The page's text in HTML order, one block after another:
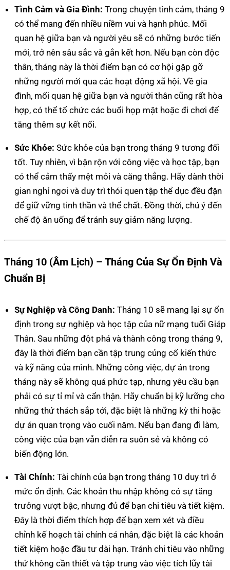
Tình Cảm và Gia Đình: Trong chuyện tình cảm, tháng 9
có thể mang đến nhiều niềm vui và hạnh phúc. Mối
quan hệ giữa bạn và người yêu sẽ có những bước tiến
mới, trở nên sâu sắc và gắn kết hơn. Nếu bạn còn độc
thân, tháng này là thời điểm bạn có cơ hội gặp gỡ
những người mới qua các hoạt động xã hội. Về gia
đình, mối quan hệ giữa bạn và người thân cũng rất hòa
hợp, có thể tổ chức các buổi họp mặt hoặc đi chơi để
tăng thêm sự kết nối.
Sức Khỏe: Sức khỏe của bạn trong tháng 9 tương đối
tốt. Tuy nhiên, vì bận rộn với công việc và học tập, bạn
có thể cảm thấy mệt mỏi và căng thẳng. Hãy dành thời
gian nghỉ ngơi và duy trì thói quen tập thể dục đều đặn
để giữ vững tinh thần và thể chất. Đồng thời, chú ý đến
chế độ ăn uống để tránh suy giảm năng lượng.
Tháng 10 (Âm Lịch) – Tháng Của Sự Ổn Định Và
Chuẩn Bị
Sự Nghiệp và Công Danh: Tháng 10 sẽ mang lại sự ổn
định trong sự nghiệp và học tập của nữ mạng tuổi Giáp
Thân. Sau những đột phá và thành công trong tháng 9,
đây là thời điểm bạn cần tập trung củng cố kiến thức
và kỹ năng của mình. Những công việc, dự án trong
tháng này sẽ không quá phức tạp, nhưng yêu cầu bạn
phải có sự tỉ mỉ và cẩn thận. Hãy chuẩn bị kỹ lưỡng cho
những thử thách sắp tới, đặc biệt là những kỳ thi hoặc
dự án quan trọng vào cuối năm. Nếu bạn đang đi làm,
công việc của bạn vẫn diễn ra suôn sẻ và không có
biến động lớn.
Tài Chính: Tài chính của bạn trong tháng 10 duy trì ở
mức ổn định. Các khoản thu nhập không có sự tăng
trưởng vượt bậc, nhưng đủ để bạn chi tiêu và tiết kiệm.
Đây là thời điểm thích hợp để bạn xem xét và điều
chỉnh kế hoạch tài chính cá nhân, đặc biệt là các khoản
tiết kiệm hoặc đầu tư dài hạn. Tránh chi tiêu vào những
thứ không cần thiết và tập trung vào việc tích lũy tài